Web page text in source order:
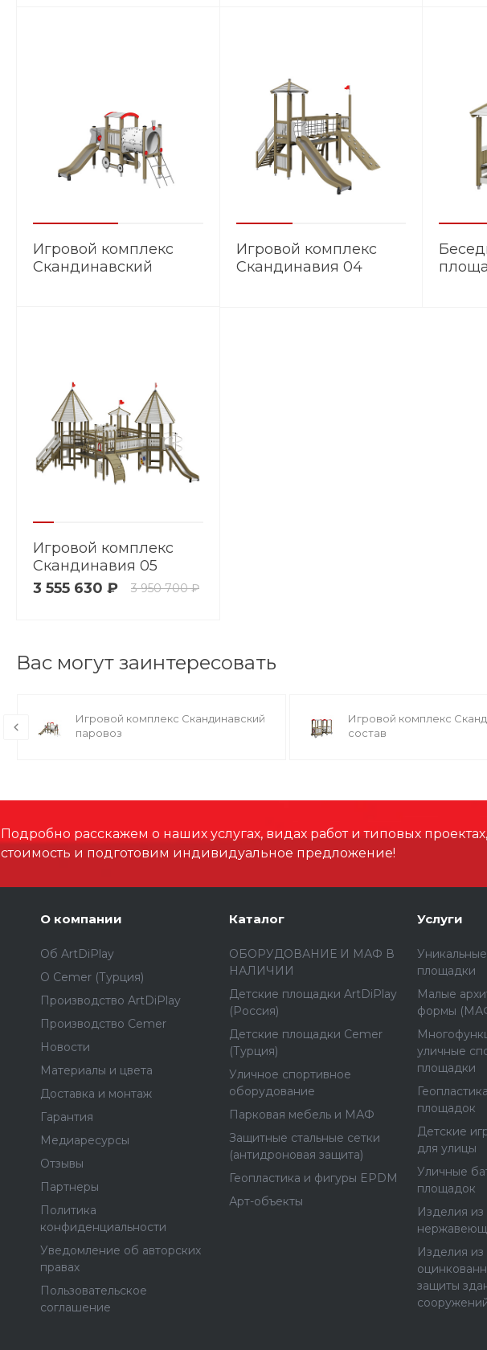
Игровой комплекс
Скандинавский
Игровой комплекс
Скандинавия 04
Игровой комплекс
Скандинавия 05
3 555 630 ₽
3 950 700 ₽
Вас могут заинтересовать
Игровой комплекс Скандинавский
паровоз
Игровой комплекс
состав
Подробно расскажем о наших услугах, видах работ и типовых
стоимость и подготовим индивидуальное предложение!
О компании
Об ArtDiPlay
О Сemer (Турция)
Производство ArtDiPlay
Производство Cemer
Новости
Материалы и цвета
Доставка и монтаж
Гарантия
Медиаресурсы
Отзывы
Партнеры
Политика
конфиденциальности
Уведомление об авторских
правах
Пользовательское
соглашение
Каталог
ОБОРУДОВАНИЕ И МАФ В
НАЛИЧИИ
Детские площадки ArtDiPlay
(Россия)
Детские площадки Cemer
(Турция)
Уличное спортивное
оборудование
Парковая мебель и МАФ
Защитные стальные сетки
(антидроновая защита)
Геопластика и фигуры EPDM
Арт-объекты
Услуги
площадки
Малые
формы
уличные
площадки
площадок
Детские
для улицы
Уличные
площадок
Изделия из
Изделия из
защиты